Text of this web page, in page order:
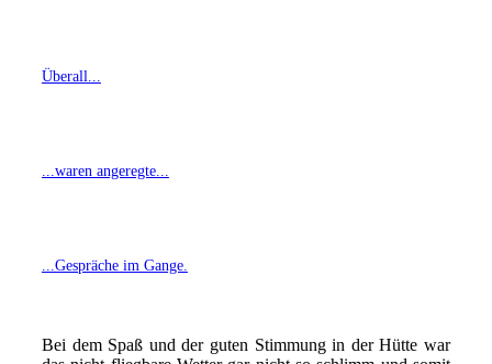
Überall...
...waren angeregte...
...Gespräche im Gange.
Bei dem Spaß und der guten Stimmung in der Hütte war